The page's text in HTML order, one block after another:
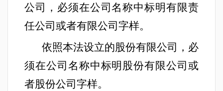
公司，必须在公司名称中标明有限责
任公司或者有限公司字样。
依照本法设立的股份有限公司，必
须在公司名称中标明股份有限公司或
者股份公司字样。